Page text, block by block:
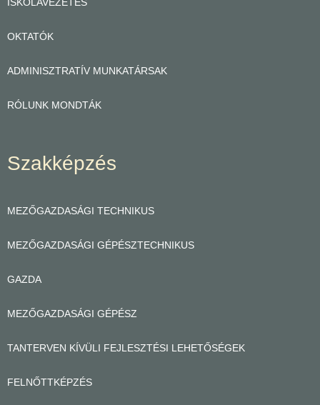
OKTATÓK
ADMINISZTRATÍV MUNKATÁRSAK
RÓLUNK MONDTÁK
Szakképzés
MEZŐGAZDASÁGI TECHNIKUS
MEZŐGAZDASÁGI GÉPÉSZTECHNIKUS
GAZDA
MEZŐGAZDASÁGI GÉPÉSZ
TANTERVEN KÍVÜLI FEJLESZTÉSI LEHETŐSÉGEK
FELNŐTTKÉPZÉS